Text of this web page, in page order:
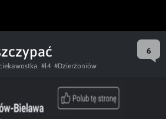
6
#l4 #Dzierżoniów